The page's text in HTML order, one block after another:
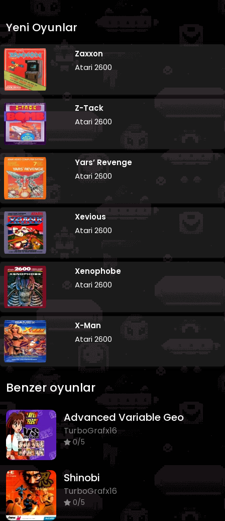
Yeni Oyunlar
Zaxxon
Atari 2600
Z-Tack
Atari 2600
Yars’ Revenge
Atari 2600
Xevious
Atari 2600
Xenophobe
Atari 2600
X-Man
Atari 2600
Benzer oyunlar
Advanced Variable Geo
TurboGrafx16
0/5
Shinobi
TurboGrafx16
0/5